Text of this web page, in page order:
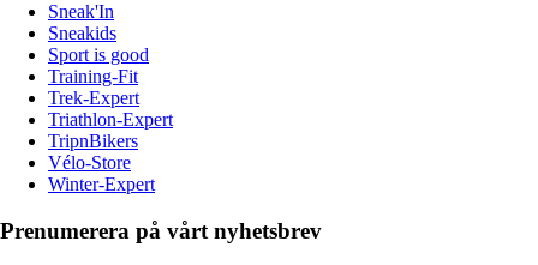
Sneak'In
Sneakids
Sport is good
Training-Fit
Trek-Expert
Triathlon-Expert
TripnBikers
Vélo-Store
Winter-Expert
Prenumerera på vårt nyhetsbrev